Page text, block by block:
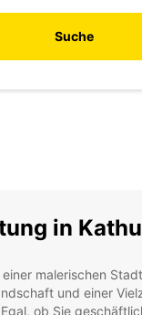
Suche
in Kathu
malerischen
und einer
ob Sie